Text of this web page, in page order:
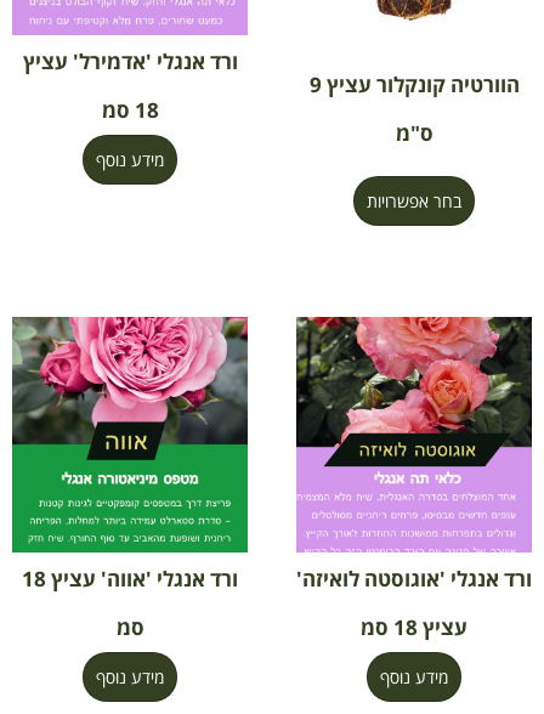
הוורטיה קונקלור עציץ 9
ס"מ
בחר אפשרויות
ורד אנגלי 'אדמירל' עציץ
18 סמ
מידע נוסף
ורד אנגלי 'אוגוסטה לואיזה'
עציץ 18 סמ
מידע נוסף
ורד אנגלי 'אווה' עציץ 18
סמ
מידע נוסף